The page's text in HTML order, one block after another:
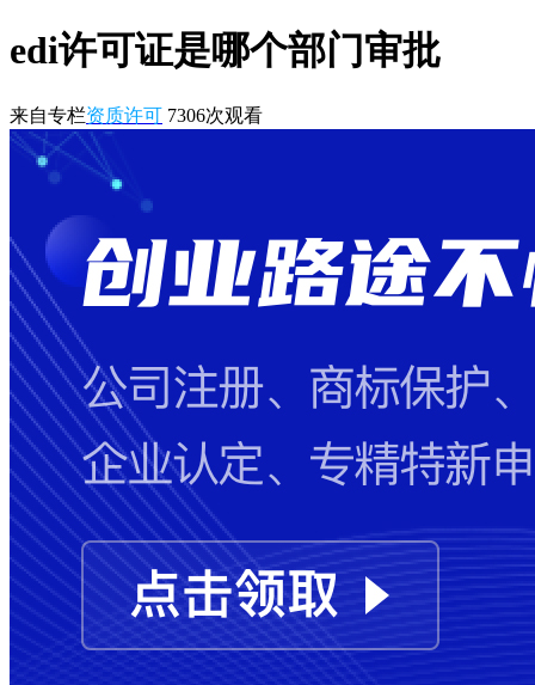
edi许可证是哪个部门审批
来自专栏资质许可 7306次观看